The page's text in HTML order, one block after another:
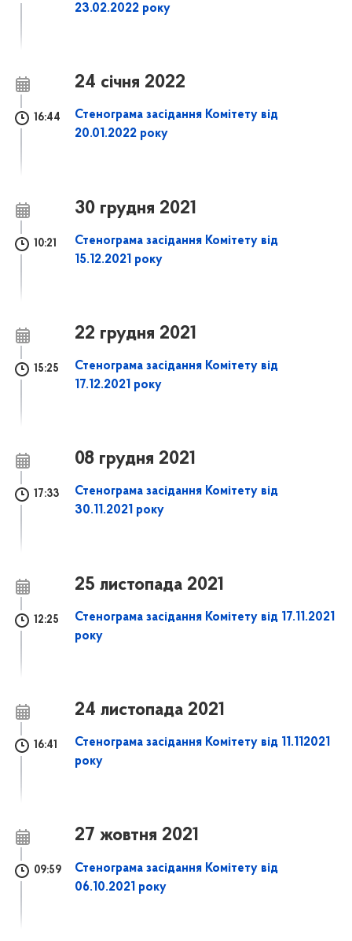
23.02.2022 року
24 січня 2022
16:44
Стенограма засідання Комітету від
20.01.2022 року
30 грудня 2021
10:21
Стенограма засідання Комітету від
15.12.2021 року
22 грудня 2021
15:25
Стенограма засідання Комітету від
17.12.2021 року
08 грудня 2021
17:33
Стенограма засідання Комітету від
30.11.2021 року
25 листопада 2021
12:25
Стенограма засідання Комітету від 17.11.2021
року
24 листопада 2021
16:41
Стенограма засідання Комітету від 11.112021
року
27 жовтня 2021
09:59
Стенограма засідання Комітету від
06.10.2021 року